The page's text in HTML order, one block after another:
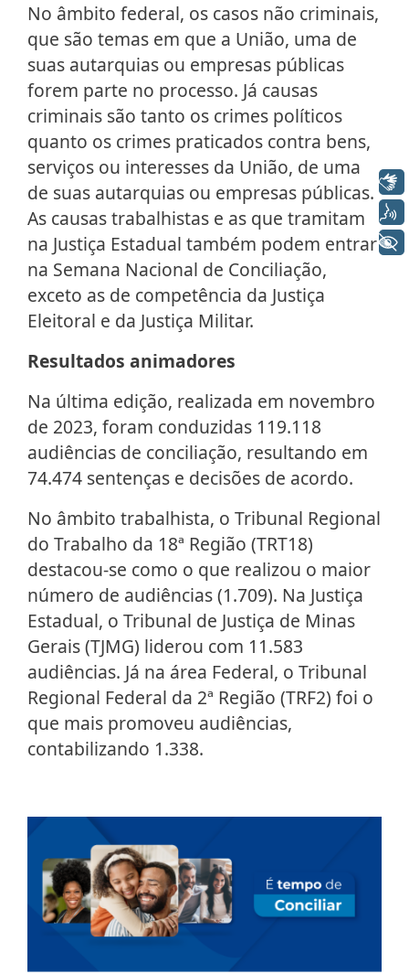
No âmbito federal, os casos não criminais,
que são temas em que a União, uma de
suas autarquias ou empresas públicas
forem parte no processo. Já causas
criminais são tanto os crimes políticos
quanto os crimes praticados contra bens,
serviços ou interesses da União, de uma
de suas autarquias ou empresas públicas.
As causas trabalhistas e as que tramitam
na Justiça Estadual também podem entrar
na Semana Nacional de Conciliação,
exceto as de competência da Justiça
Eleitoral e da Justiça Militar.
Resultados animadores
Na última edição, realizada em novembro
de 2023, foram conduzidas 119.118
audiências de conciliação, resultando em
74.474 sentenças e decisões de acordo.
No âmbito trabalhista, o Tribunal Regional
do Trabalho da 18ª Região (TRT18)
destacou-se como o que realizou o maior
número de audiências (1.709). Na Justiça
Estadual, o Tribunal de Justiça de Minas
Gerais (TJMG) liderou com 11.583
audiências. Já na área Federal, o Tribunal
Regional Federal da 2ª Região (TRF2) foi o
que mais promoveu audiências,
contabilizando 1.338.
Libras
Voz
+ Acessibilidade